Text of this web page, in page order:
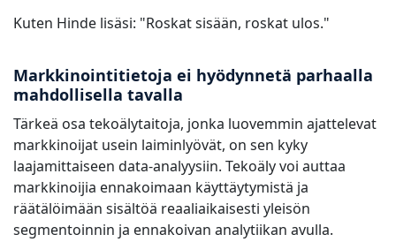
Kuten Hinde lisäsi: "Roskat sisään, roskat ulos."
Markkinointitietoja ei hyödynnetä parhaalla
mahdollisella tavalla
Tärkeä osa tekoälytaitoja, jonka luovemmin ajattelevat
markkinoijat usein laiminlyövät, on sen kyky
laajamittaiseen data-analyysiin. Tekoäly voi auttaa
markkinoijia ennakoimaan käyttäytymistä ja
räätälöimään sisältöä reaaliaikaisesti yleisön
segmentoinnin ja ennakoivan analytiikan avulla.